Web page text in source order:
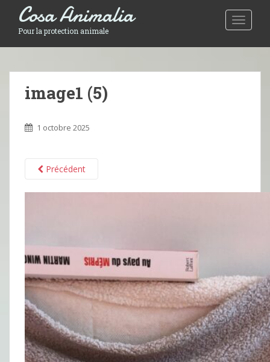
Toggle
Cosa Animalia
Pour la protection animale
image1 (5)
1 octobre 2025
Précédent